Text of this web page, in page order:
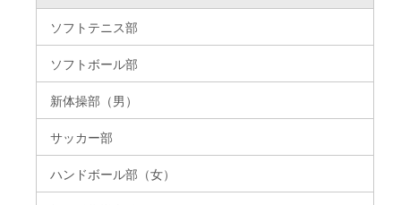
ソフトテニス部
ソフトボール部
新体操部（男）
サッカー部
ハンドボール部（女）